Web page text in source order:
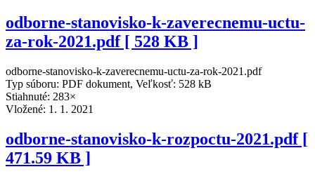
odborne-stanovisko-k-zaverecnemu-uctu-
za-rok-2021.pdf [ 528 KB ]
odborne-stanovisko-k-zaverecnemu-uctu-za-rok-2021.pdf
Typ súboru: PDF dokument, Veľkosť: 528 kB
Stiahnuté: 283×
Vložené: 1. 1. 2021
odborne-stanovisko-k-rozpoctu-2021.pdf [
471.59 KB ]